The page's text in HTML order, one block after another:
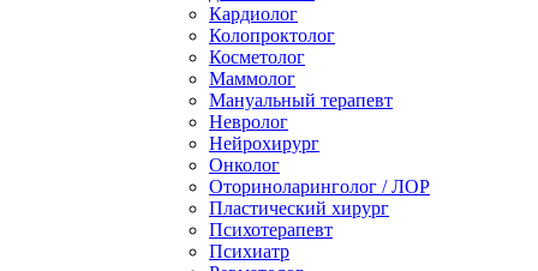
Кардиолог
Колопроктолог
Косметолог
Маммолог
Мануальный терапевт
Невролог
Нейрохирург
Онколог
Оториноларинголог / ЛОР
Пластический хирург
Психотерапевт
Психиатр